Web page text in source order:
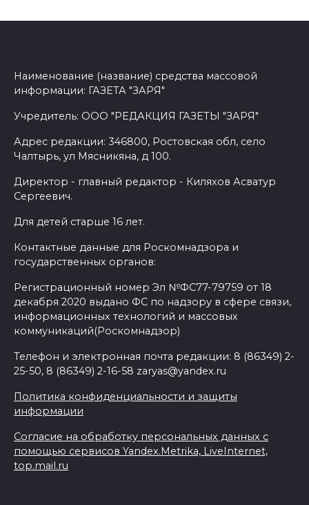
Наименование (название) средства массовой
информации: ГАЗЕТА "ЗАРЯ"
Учредитель: ООО "РЕДАКЦИЯ ГАЗЕТЫ "ЗАРЯ"
Адрес редакции: 346800, Ростовская обл, село
Чалтырь, ул Мясникяна, д 100.
Директор - главный редактор - Киляхов Асватур
Сергеевич.
Для детей старше 16 лет.
Контактные данные для Роскомнадзора и
государственных органов:
Регистрационный номер Эл №ФС77-79759 от 18
декабря 2020 выдано ФС по надзору в сфере связи,
информационных технологий и массовых
коммуникаций(Роскомнадзор)
Телефон и электронная почта редакции: 8 (86349) 2-
25-50, 8 (86349) 2-16-58 zaryas@yandex.ru
Политика конфиденциальности и защиты
информации
Согласие на обработку персональных данных с
помощью сервисов Yandex.Metrika, LiveInternet,
top.mail.ru